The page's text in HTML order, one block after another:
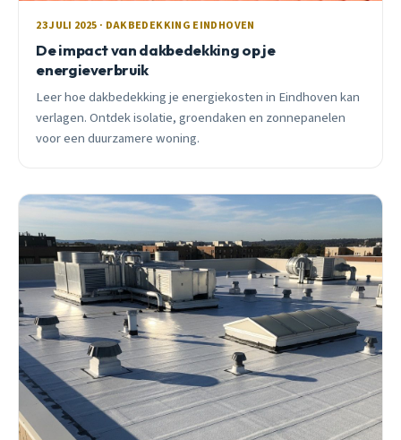
23 JULI 2025 · DAKBEDEKKING EINDHOVEN
De impact van dakbedekking op je
energieverbruik
Leer hoe dakbedekking je energiekosten in Eindhoven kan
verlagen. Ontdek isolatie, groendaken en zonnepanelen
voor een duurzamere woning.